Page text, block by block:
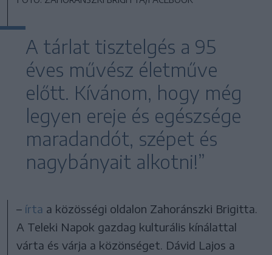
A tárlat tisztelgés a 95
éves művész életműve
előtt. Kívánom, hogy még
legyen ereje és egészsége
maradandót, szépet és
nagybányait alkotni!”
– írta a közösségi oldalon Zahoránszki Brigitta.
A Teleki Napok gazdag kulturális kínálattal
várta és várja a közönséget. Dávid Lajos a